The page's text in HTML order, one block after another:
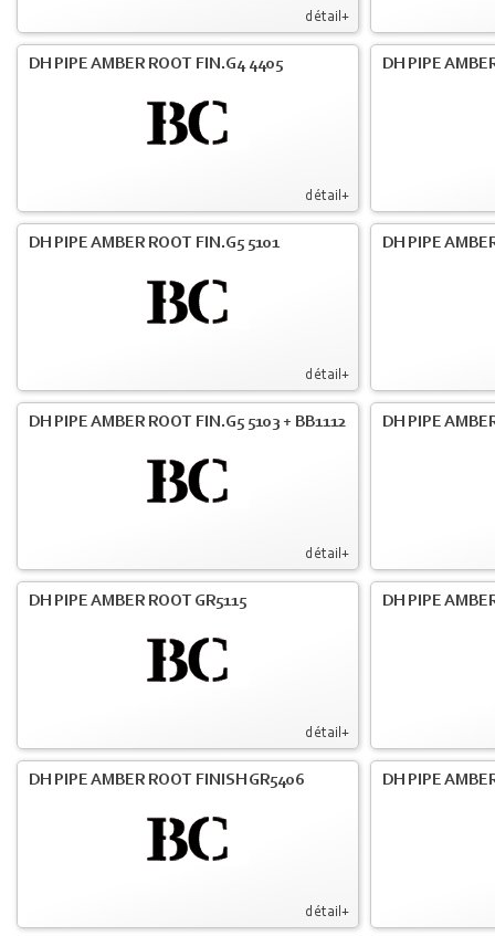
détail+
détail+
DH PIPE AMBER ROOT FIN.G4 4405 DH PIPE
détail+
DH PIPE AMBER ROOT FIN.G5 5101 DH PIPE
détail+
DH PIPE AMBER ROOT FIN.G5 5103 + BB1112 DH PIPE
détail+
DH PIPE AMBER ROOT GR5115 DH PIPE
détail+
DH PIPE AMBER ROOT FINISH GR5406 DH PIPE